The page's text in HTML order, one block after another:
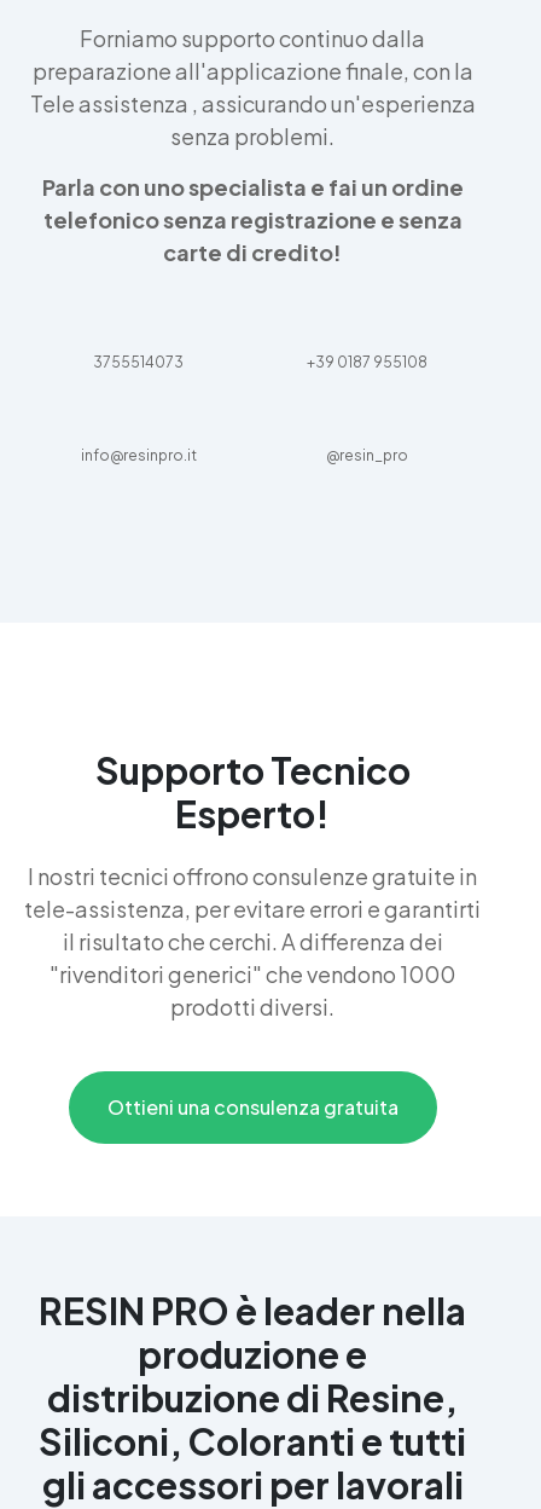
Forniamo supporto continuo dalla
preparazione all'applicazione finale, con la
Tele assistenza , assicurando un'esperienza
senza problemi.
Parla con uno specialista e fai un ordine
telefonico senza registrazione e senza
carte di credito!
3755514073 +39 0187 955108
info@resinpro.it @resin_pro
Supporto Tecnico
Esperto!
I nostri tecnici offrono consulenze gratuite in
tele-assistenza, per evitare errori e garantirti
il risultato che cerchi. A differenza dei
"rivenditori generici" che vendono 1000
prodotti diversi.
Ottieni una consulenza gratuita
RESIN PRO è leader nella
produzione e
distribuzione di Resine,
Siliconi, Coloranti e tutti
gli accessori per lavorali